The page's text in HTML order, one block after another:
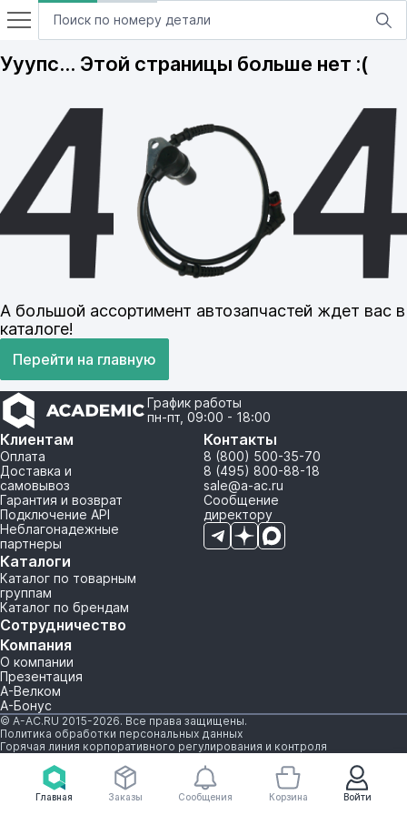
Главная Войти
Заказы Сообщения Корзина
Ууупс… Этой страницы больше нет :(
А большой ассортимент автозапчастей ждет вас в
каталоге!
Перейти на главную
График работы
пн-пт, 09:00 - 18:00
Клиентам
Оплата
Доставка и
самовывоз
Гарантия и возврат
Подключение API
Неблагонадежные
партнеры
Каталоги
Каталог по товарным
группам
Каталог по брендам
Сотрудничество
Компания
О компании
Презентация
А-Велком
А-Бонус
Контакты
8 (800) 500-35-70
8 (495) 800-88-18
sale@a-ac.ru
Сообщение
директору
© A-AC.RU 2015-2026. Все права защищены.
Политика обработки персональных данных
Горячая линия корпоративного регулирования и контроля